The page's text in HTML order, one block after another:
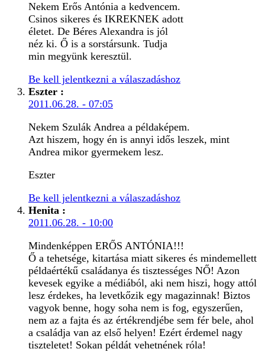
Nekem Erős Antónia a kedvencem.
Csinos sikeres és IKREKNEK adott
életet. De Béres Alexandra is jól
néz ki. Ő is a sorstársunk. Tudja
min megyünk keresztül.
Be kell jelentkezni a válaszadáshoz
Eszter :
2011.06.28. - 07:05
Nekem Szulák Andrea a példaképem.
Azt hiszem, hogy én is annyi idős leszek, mint
Andrea mikor gyermekem lesz.
Eszter
Be kell jelentkezni a válaszadáshoz
Henita :
2011.06.28. - 10:00
Mindenképpen ERŐS ANTÓNIA!!!
Ő a tehetsége, kitartása miatt sikeres és mindemellett
példaértékű családanya és tisztességes NŐ! Azon
kevesek egyike a médiából, aki nem hiszi, hogy attól
lesz érdekes, ha levetkőzik egy magazinnak! Biztos
vagyok benne, hogy soha nem is fog, egyszerűen,
nem az a fajta és az értékrendjébe sem fér bele, ahol
a családja van az első helyen! Ezért érdemel nagy
tiszteletet! Sokan példát vehetnének róla!